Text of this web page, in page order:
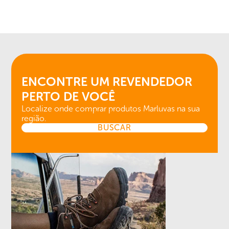
ENCONTRE UM REVENDEDOR
PERTO DE VOCÊ
Localize onde comprar produtos Marluvas na sua
região.
BUSCAR